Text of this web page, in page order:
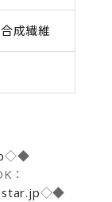
成繊維
◇◆
：
◇◆